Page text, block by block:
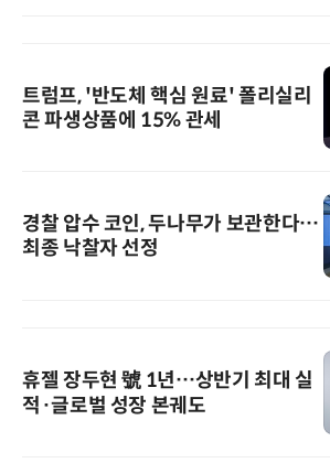
트럼프, '반도체 핵심 원료' 폴리실리
콘 파생상품에 15% 관세
경찰 압수 코인, 두나무가 보관한다…
최종 낙찰자 선정
휴젤 장두현 號 1년…상반기 최대 실
적·글로벌 성장 본궤도